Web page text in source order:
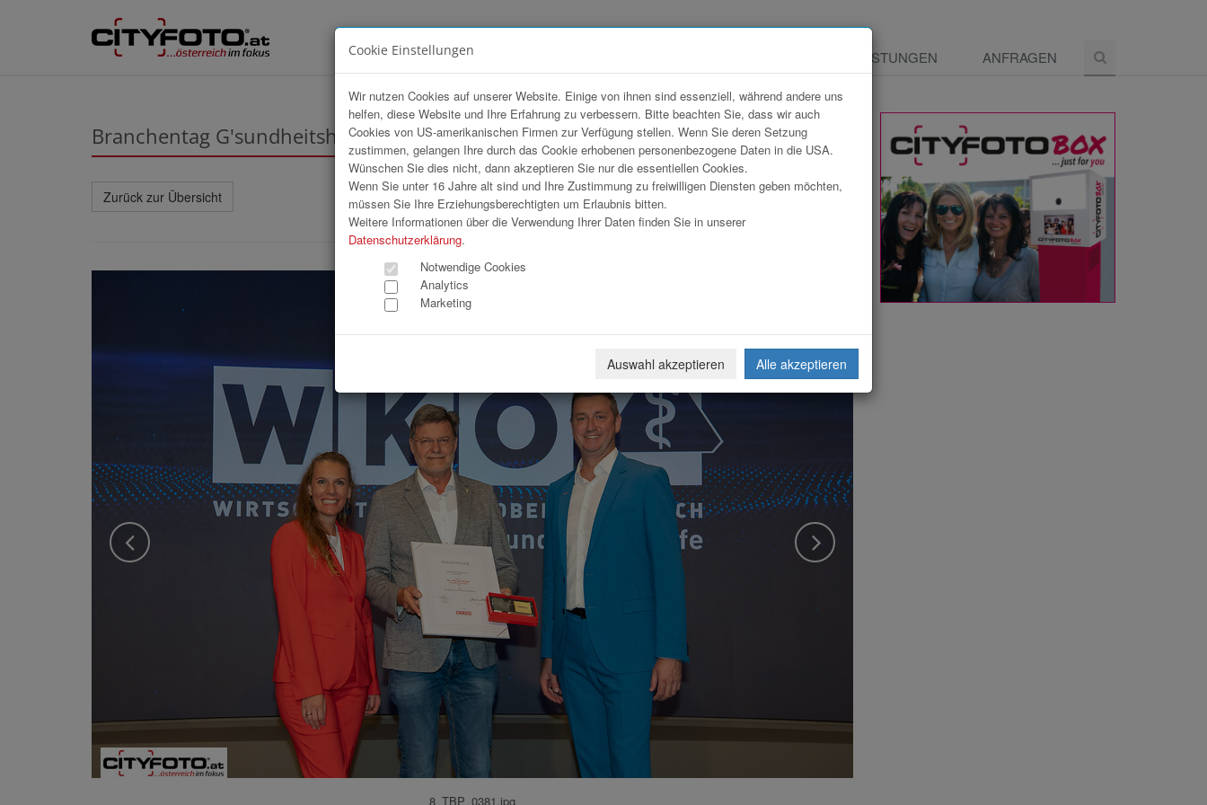
LEISTUNGEN ANFRAGEN
Branchentag G'sundheitshandwerker 2026
Zurück zur Übersicht Download Weiterleiten
8_TBP_0381.jpg
Cookie Einstellungen
Wir nutzen Cookies auf unserer Website. Einige von ihnen sind essenziell, während andere uns
helfen, diese Website und Ihre Erfahrung zu verbessern. Bitte beachten Sie, dass wir auch
Cookies von US-amerikanischen Firmen zur Verfügung stellen. Wenn Sie deren Setzung
zustimmen, gelangen Ihre durch das Cookie erhobenen personenbezogene Daten in die USA.
Wünschen Sie dies nicht, dann akzeptieren Sie nur die essentiellen Cookies.
Wenn Sie unter 16 Jahre alt sind und Ihre Zustimmung zu freiwilligen Diensten geben möchten,
müssen Sie Ihre Erziehungsberechtigten um Erlaubnis bitten.
Weitere Informationen über die Verwendung Ihrer Daten finden Sie in unserer
Datenschutzerklärung.
Notwendige Cookies
Analytics
Marketing
Auswahl akzeptieren Alle akzeptieren